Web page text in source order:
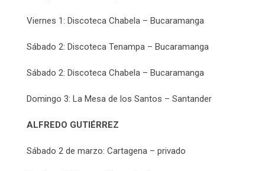
Viernes 1: Discoteca Chabela – Bucaramanga
Sábado 2: Discoteca Tenampa – Bucaramanga
Sábado 2: Discoteca Chabela – Bucaramanga
Domingo 3: La Mesa de los Santos – Santander
ALFREDO GUTIÉRREZ
Sábado 2 de marzo: Cartagena – privado